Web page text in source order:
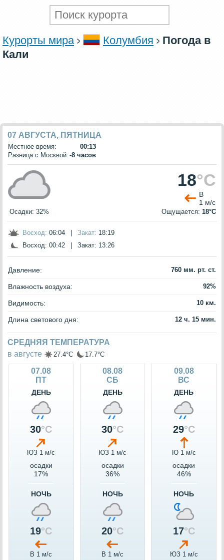
Курорты мира Колумбия
Погода в
Кали
07 АВГУСТА, ПЯТНИЦА
Местное время:
00:13
Разница с Москвой: -8 часов
18°C
В
1 м/с
Осадки: 32% Ощущается: 18°C
Восход: 06:04 Закат: 18:19
Восход: 00:42 Закат: 13:26
Давление: 760 мм. рт. ст.
Влажность воздуха: 92%
Видимость: 10 км.
Длина светового дня: 12 ч. 15 мин.
СРЕДНЯЯ ТЕМПЕРАТУРА
в августе
27.4°C 17.7°C
07.08
ПТ
ДЕНЬ
30°C
ЮЗ 1 м/c
осадки
17%
НОЧЬ
19°C
В 1 м/c
08.08
СБ
ДЕНЬ
30°C
ЮЗ 1 м/c
осадки
36%
НОЧЬ
20°C
В 1 м/c
09.08
ВС
ДЕНЬ
29°C
Ю 1 м/c
осадки
46%
НОЧЬ
17°C
ЮЗ 1 м/c